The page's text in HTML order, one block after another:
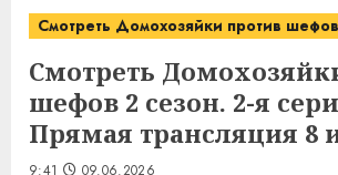
Смотреть Домохозяйки против шефов
Смотреть
шефов 2 сезон. 2-я
Прямая трансляция 8
9:41 09.06.2026